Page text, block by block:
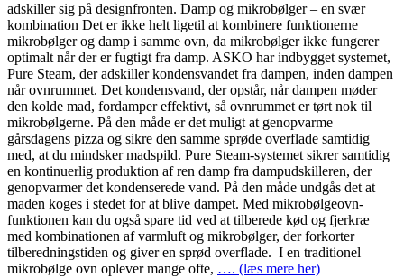
adskiller sig på designfronten. Damp og mikrobølger – en svær
kombination Det er ikke helt ligetil at kombinere funktionerne
mikrobølger og damp i samme ovn, da mikrobølger ikke fungerer
optimalt når der er fugtigt fra damp. ASKO har indbygget systemet,
Pure Steam, der adskiller kondensvandet fra dampen, inden dampen
når ovnrummet. Det kondensvand, der opstår, når dampen møder
den kolde mad, fordamper effektivt, så ovnrummet er tørt nok til
mikrobølgerne. På den måde er det muligt at genopvarme
gårsdagens pizza og sikre den samme sprøde overflade samtidig
med, at du mindsker madspild. Pure Steam-systemet sikrer samtidig
en kontinuerlig produktion af ren damp fra dampudskilleren, der
genopvarmer det kondenserede vand. På den måde undgås det at
maden koges i stedet for at blive dampet. Med mikrobølgeovn-
funktionen kan du også spare tid ved at tilberede kød og fjerkræ
med kombinationen af varmluft og mikrobølger, der forkorter
tilberedningstiden og giver en sprød overflade. I en traditionel
mikrobølge ovn oplever mange ofte, …. (læs mere her)